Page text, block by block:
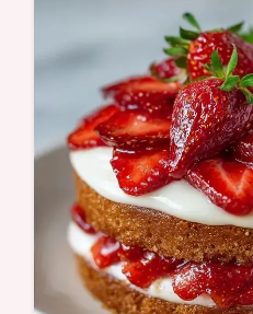
crème mousseline.